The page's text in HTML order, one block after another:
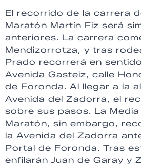
El recorrido de la carrera
Maratón Martín Fiz será
anteriores. La carrera
Mendizorrotza, y tras
Prado recorrerá en
Avenida Gasteiz, calle
de Foronda. Al llegar a la
Avenida del Zadorra, el
sobre sus pasos. La
Maratón, sin embargo,
la Avenida del Zadorra
Portal de Foronda. Tras
enfilarán Juan de Garay y